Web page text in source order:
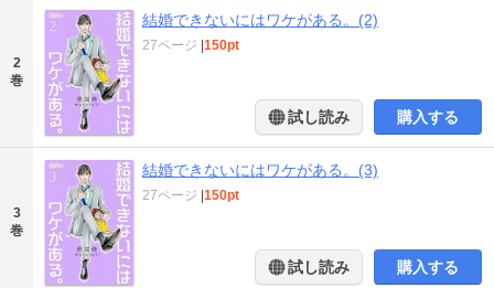
2
巻
結婚できないにはワケがある。(2)
27ページ 150pt
試し読み 購入する
3
巻
結婚できないにはワケがある。(3)
27ページ 150pt
試し読み 購入する